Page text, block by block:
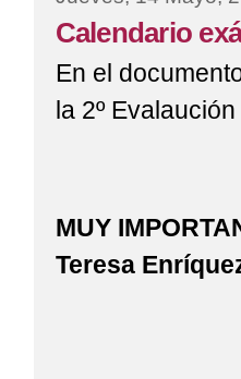
Calendario
En el
la 2º
MUY
Teresa